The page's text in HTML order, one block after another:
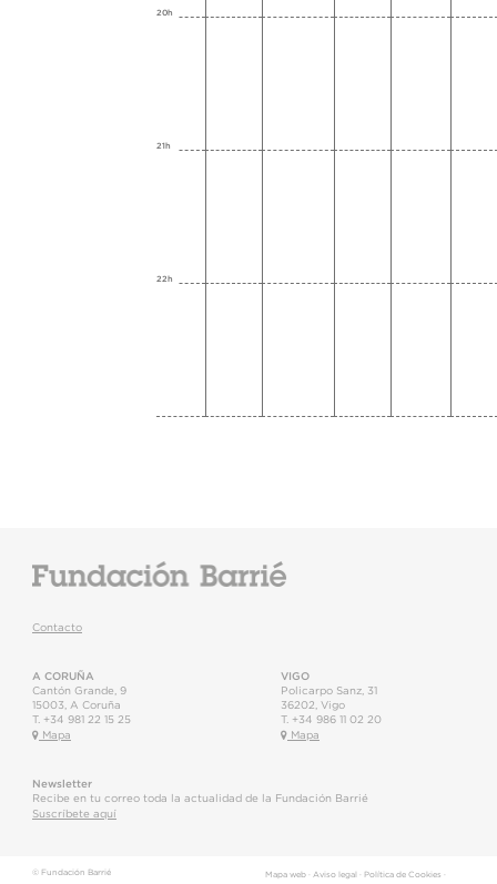
20h
21h
22h
Contacto
A CORUÑA
Cantón Grande, 9
15003
A Coruña
T. +34 981 22 15 25
Mapa
VIGO
Policarpo Sanz, 31
36202 Vigo
T. +34 986 11 02 20
Mapa
Newsletter
Recibe en tu correo toda la actualidad de la Fundación Barrié
Suscríbete aquí
© Fundación Barrié Mapa web· Aviso legal · Política de Cookies ·